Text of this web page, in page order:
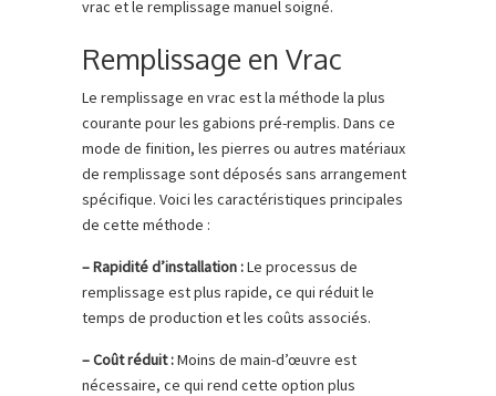
vrac et le remplissage manuel soigné.
Remplissage en Vrac
Le remplissage en vrac est la méthode la plus
courante pour les gabions pré-remplis. Dans ce
mode de finition, les pierres ou autres matériaux
de remplissage sont déposés sans arrangement
spécifique. Voici les caractéristiques principales
de cette méthode :
– Rapidité d’installation :Le processus de
remplissage est plus rapide, ce qui réduit le
temps de production et les coûts associés.
– Coût réduit :Moins de main-d’œuvre est
nécessaire, ce qui rend cette option plus